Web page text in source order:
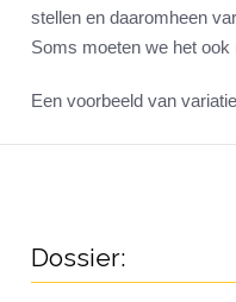
stellen en daaromheen
Soms moeten we het
Een voorbeeld van
Dossier: